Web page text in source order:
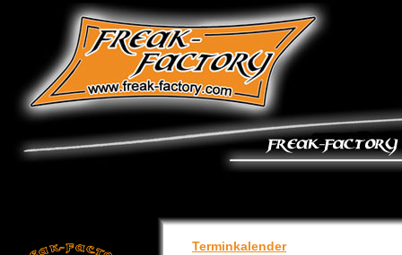
Terminkalender